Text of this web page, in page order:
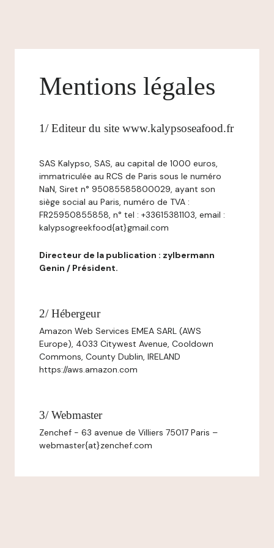
Mentions légales
1/ Editeur du site www.kalypsoseafood.fr
SAS Kalypso, SAS, au capital de 1000 euros,
immatriculée au RCS de Paris sous le numéro
NaN, Siret n° 95085585800029, ayant son
siège social au Paris, numéro de TVA :
FR25950855858, n° tel : +33615381103, email :
kalypsogreekfood{at}gmail.com
Directeur de la publication : zylbermann
Genin / Président.
2/ Hébergeur
Amazon Web Services EMEA SARL (AWS
Europe), 4033 Citywest Avenue, Cooldown
Commons, County Dublin, IRELAND
https://aws.amazon.com
3/ Webmaster
Zenchef - 63 avenue de Villiers 75017 Paris –
webmaster{at}zenchef.com